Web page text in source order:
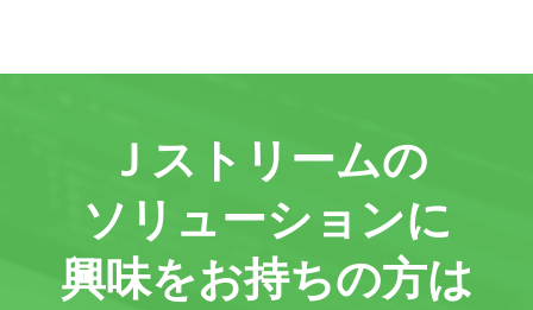
Ｊストリームの
ソリューションに
興味をお持ちの方は